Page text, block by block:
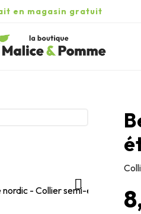
en magasin gratuit
